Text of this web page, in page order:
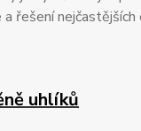
řešení
uhlíků